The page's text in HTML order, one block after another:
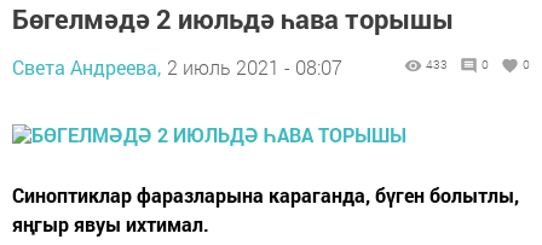
Бөгелмәдә 2 июльдә һава торышы
Света Андреева, 2 июль 2021 - 08:07 433 0 0
Синоптиклар фаразларына караганда, бүген болытлы,
яңгыр явуы ихтимал.